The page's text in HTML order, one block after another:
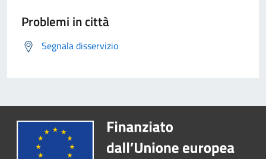
Problemi in città
Segnala disservizio